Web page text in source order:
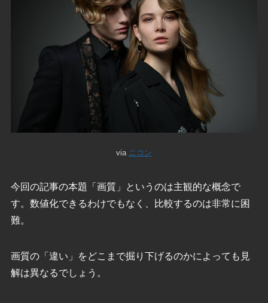
via ニコン
今回の記事の本題「画質」というのは主観的な概念で
す。数値化できるわけでもなく、比較するのは非常に困
難。
画質の「違い」をどこまで掘り下げるのかによっても見
解は異なるでしょう。